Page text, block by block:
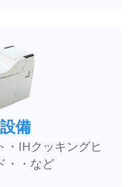
備
・IHクッキングヒ
・・など